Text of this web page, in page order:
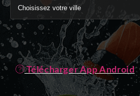
Télécharger App Android